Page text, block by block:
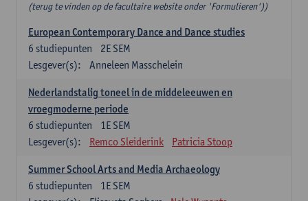
(terug te vinden op de facultaire website onder 'Formulieren'))
European Contemporary Dance and Dance studies
2E SEM
6 studiepunten
Lesgever(s):
Anneleen Masschelein
Nederlandstalig toneel in de middeleeuwen en
vroegmoderne periode
1E SEM
6 studiepunten
Lesgever(s):
Remco Sleiderink Patricia Stoop
Summer School Arts and Media Archaeology
1E SEM
6 studiepunten